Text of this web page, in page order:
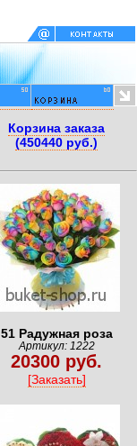
Корзина заказа
(450440 руб.)
51 Радужная роза
Артикул: 1222
20300 руб.
[Заказать]